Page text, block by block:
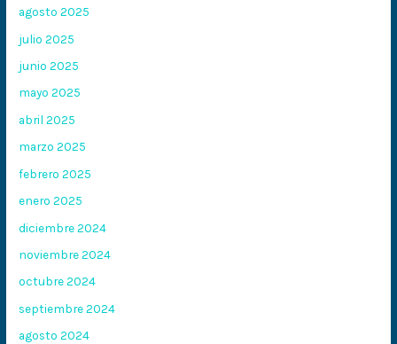
agosto 2025
julio 2025
junio 2025
mayo 2025
abril 2025
marzo 2025
febrero 2025
enero 2025
diciembre 2024
noviembre 2024
octubre 2024
septiembre 2024
agosto 2024